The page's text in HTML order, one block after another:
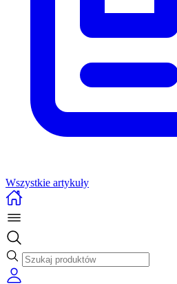
Wszystkie artykuły